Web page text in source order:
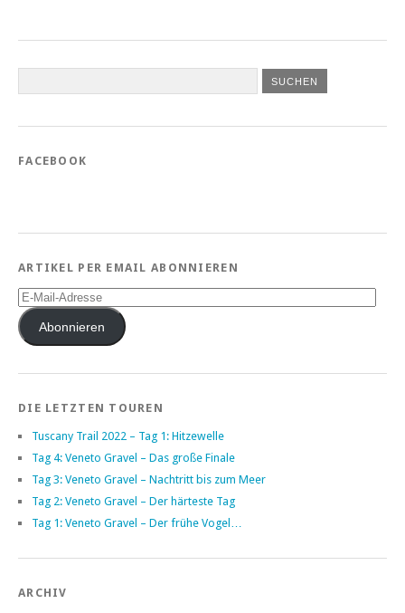
FACEBOOK
ARTIKEL PER EMAIL ABONNIEREN
E-
Mail-
AdresseAbonnieren
DIE LETZTEN TOUREN
Tuscany Trail 2022 – Tag 1: Hitzewelle
Tag 4: Veneto Gravel – Das große Finale
Tag 3: Veneto Gravel – Nachtritt bis zum Meer
Tag 2: Veneto Gravel – Der härteste Tag
Tag 1: Veneto Gravel – Der frühe Vogel…
ARCHIV